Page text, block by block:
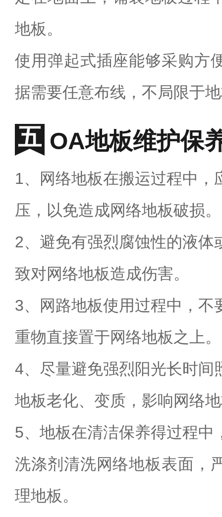
地板。
使用弹起式插座能够采购方
据需要任意布线，不局限于
OA地板维护保
1、网络地板在搬运过程中，
压，以免造成网络地板破损。
2、避免有强烈腐蚀性的液体
致对网络地板造成伤害。
3、网路地板使用过程中，不
重物直接置于网络地板之上。
4、尽量避免强烈阳光长时间
地板老化、变质，影响网络
5、地板在清洁保养得过程中
洗涤剂清洗网络地板表面，
理地板。